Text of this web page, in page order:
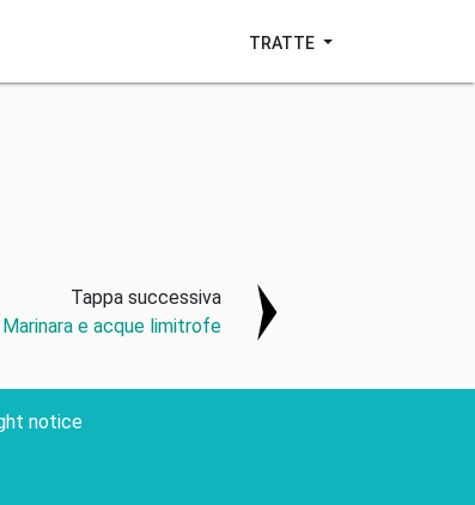
TRATTE
Tappa successiva
e acque limitrofe
notice